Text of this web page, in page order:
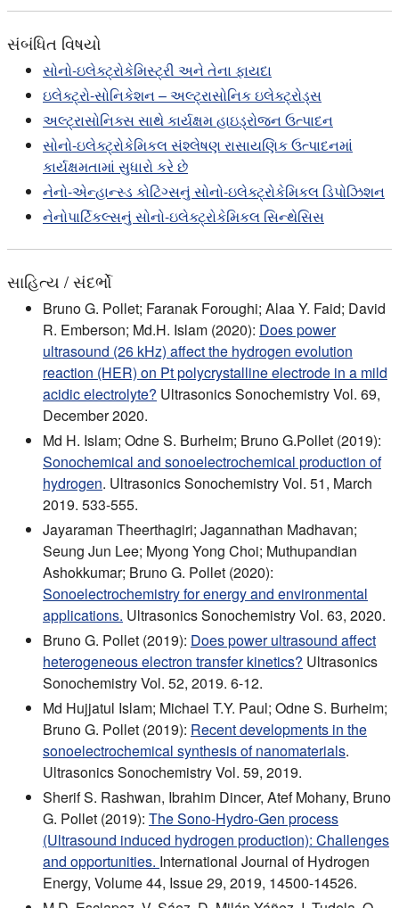
સંબંધિત વિષયો
સોનો-ઇલેક્ટ્રોકેમિસ્ટ્રી અને તેના ફાયદા
ઇલેક્ટ્રો-સોનિકેશન – અલ્ટ્રાસોનિક ઇલેક્ટ્રોડ્સ
અલ્ટ્રાસોનિક્સ સાથે કાર્યક્ષમ હાઇડ્રોજન ઉત્પાદન
સોનો-ઇલેક્ટ્રોકેમિકલ સંશ્લેષણ રાસાયણિક ઉત્પાદનમાં
કાર્યક્ષમતામાં સુધારો કરે છે
નેનો-એન્હાન્સ્ડ કોટિંગ્સનું સોનો-ઇલેક્ટ્રોકેમિકલ ડિપોઝિશન
નેનોપાર્ટિકલ્સનું સોનો-ઇલેક્ટ્રોકેમિકલ સિન્થેસિસ
સાહિત્ય / સંદર્ભો
Bruno G. Pollet; Faranak Foroughi; Alaa Y. Faid; David
R. Emberson; Md.H. Islam (2020): Does power
ultrasound (26 kHz) affect the hydrogen evolution
reaction (HER) on Pt polycrystalline electrode in a mild
acidic electrolyte? Ultrasonics Sonochemistry Vol. 69,
December 2020.
Md H. Islam; Odne S. Burheim; Bruno G.Pollet (2019):
Sonochemical and sonoelectrochemical production of
hydrogen. Ultrasonics Sonochemistry Vol. 51, March
2019. 533-555.
Jayaraman Theerthagiri; Jagannathan Madhavan;
Seung Jun Lee; Myong Yong Choi; Muthupandian
Ashokkumar; Bruno G. Pollet (2020):
Sonoelectrochemistry for energy and environmental
applications. Ultrasonics Sonochemistry Vol. 63, 2020.
Bruno G. Pollet (2019): Does power ultrasound affect
heterogeneous electron transfer kinetics? Ultrasonics
Sonochemistry Vol. 52, 2019. 6-12.
Md Hujjatul Islam; Michael T.Y. Paul; Odne S. Burheim;
Bruno G. Pollet (2019): Recent developments in the
sonoelectrochemical synthesis of nanomaterials.
Ultrasonics Sonochemistry Vol. 59, 2019.
Sherif S. Rashwan, Ibrahim Dincer, Atef Mohany, Bruno
G. Pollet (2019): The Sono-Hydro-Gen process
(Ultrasound induced hydrogen production): Challenges
and opportunities. International Journal of Hydrogen
Energy, Volume 44, Issue 29, 2019, 14500-14526.